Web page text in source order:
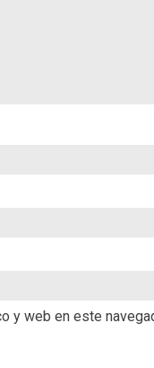
y web en este